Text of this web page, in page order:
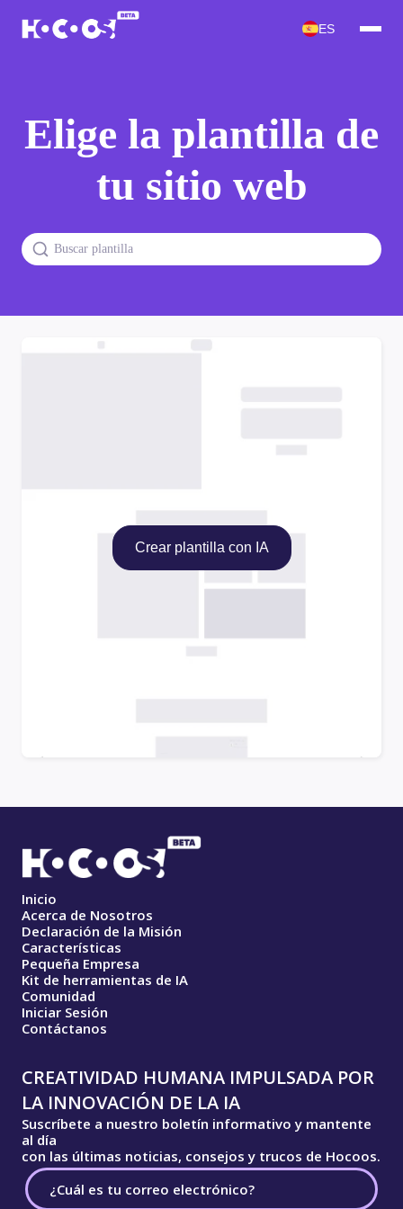
ES
Elige la plantilla de
tu sitio web
Crear plantilla con IA
Inicio
Acerca de Nosotros
Declaración de la Misión
Características
Pequeña Empresa
Kit de herramientas de IA
Comunidad
Iniciar Sesión
Contáctanos
CREATIVIDAD HUMANA IMPULSADA POR
LA INNOVACIÓN DE LA IA
Suscríbete a nuestro boletín informativo y mantente
al día
con las últimas noticias, consejos y trucos de Hocoos.